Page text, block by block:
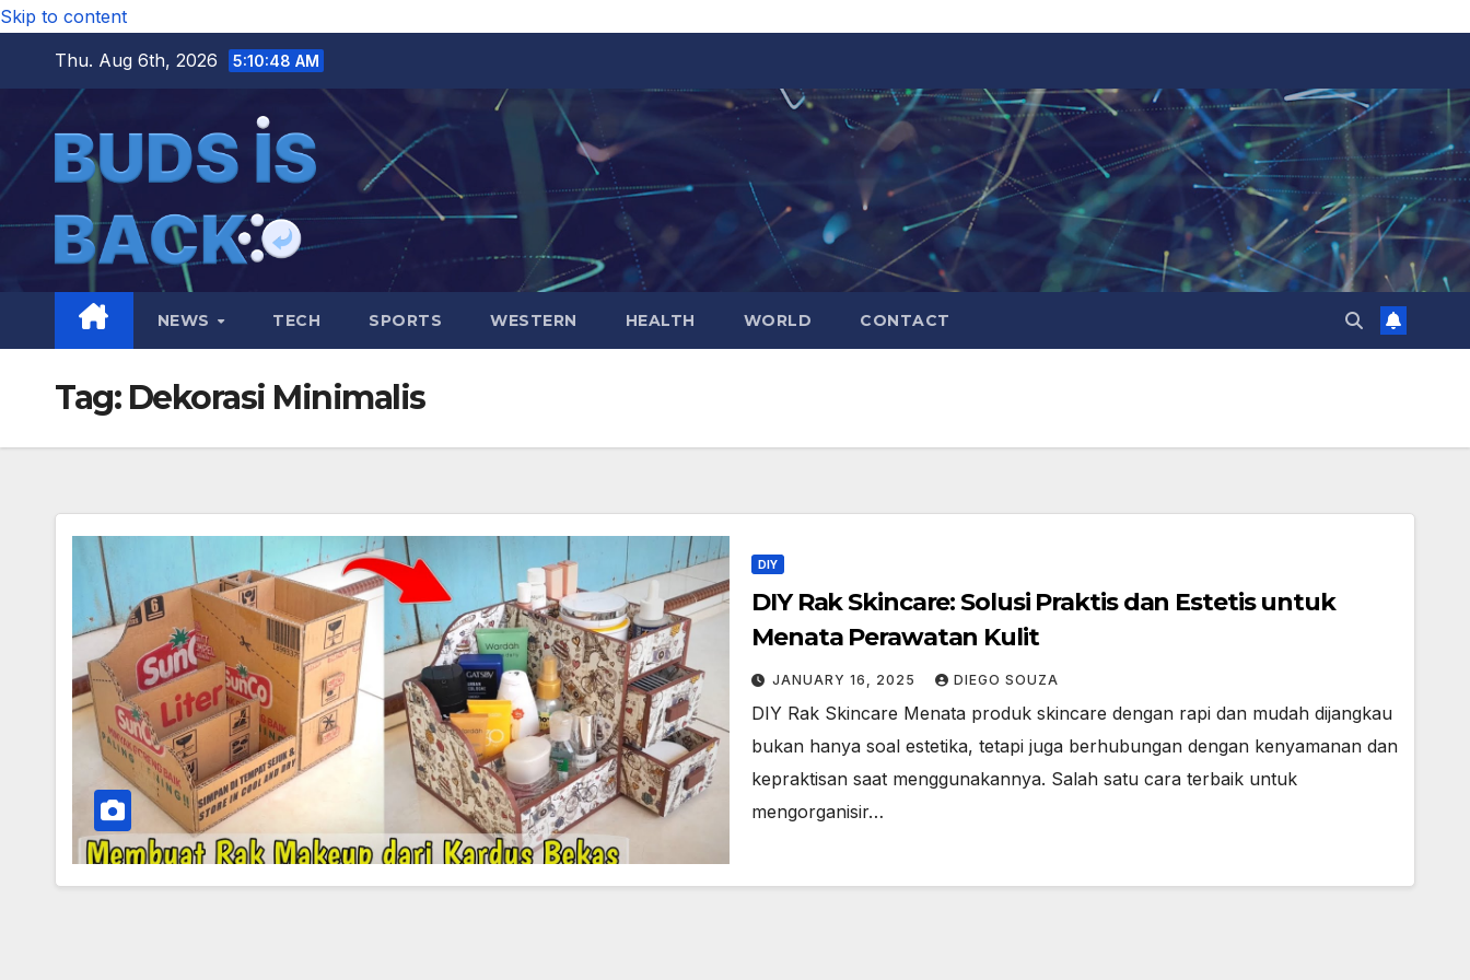
Skip to content
Thu. Aug 6th, 2026
5:10:48 AM
NEWS TECH SPORTS WESTERN HEALTH WORLD CONTACT
Tag: Dekorasi Minimalis
DIY
DIY Rak Skincare: Solusi Praktis dan Estetis untuk
Menata Perawatan Kulit
JANUARY 16, 2025 DIEGO SOUZA
DIY Rak Skincare Menata produk skincare dengan rapi dan mudah dijangkau
bukan hanya soal estetika, tetapi juga berhubungan dengan kenyamanan dan
kepraktisan saat menggunakannya. Salah satu cara terbaik untuk
mengorganisir…